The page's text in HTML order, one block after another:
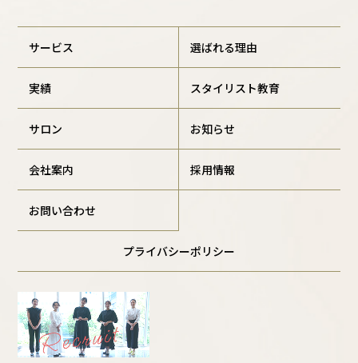
サービス 選ばれる理由
実績 スタイリスト教育
サロン お知らせ
会社案内 採用情報
お問い合わせ
プライバシーポリシー